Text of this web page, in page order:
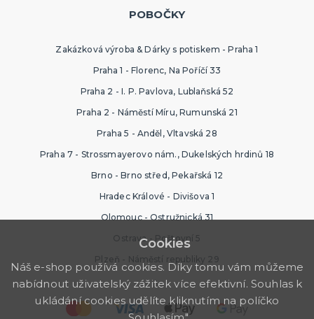
POBOČKY
Zakázková výroba & Dárky s potiskem - Praha 1
Praha 1 - Florenc, Na Poříčí 33
Praha 2 - I. P. Pavlova, Lublaňská 52
Praha 2 - Náměstí Míru, Rumunská 21
Praha 5 - Anděl, Vltavská 28
Praha 7 - Strossmayerovo nám., Dukelských hrdinů 18
Brno - Brno střed, Pekařská 12
Hradec Králové - Divišova 1
Olomouc - Ostružnická 31
Ostrava - Poštovní 5
Plzeň - Náměstí republiky 29
Cookies
Náš e-shop používá cookies. Díky tomu vám můžeme
nabídnout uživatelský zážitek více efektivní. Souhlas k
ukládání cookies udělíte kliknutím na políčko